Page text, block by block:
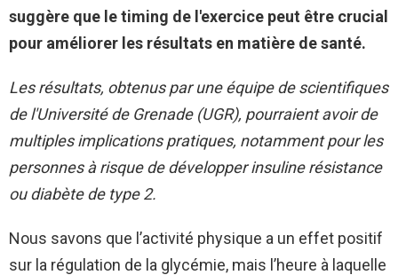
suggère que le timing de l'exercice peut être crucial
pour améliorer les résultats en matière de santé.
Les résultats, obtenus par une équipe de scientifiques
de l'Université de Grenade (UGR), pourraient avoir de
multiples implications pratiques, notamment pour les
personnes à risque de développerinsulinerésistance
ou diabète de type 2.
Nous savons que l’activité physique a un effet positif
sur la régulation de la glycémie, mais l’heure à laquelle